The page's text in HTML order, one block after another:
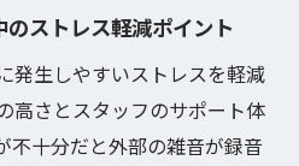
ストレス軽減ポイント
発生しやすいストレスを軽減
高さとスタッフのサポート体
不十分だと外部の雑音が録音